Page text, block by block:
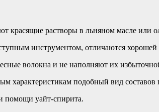
красящие растворы в льняном масле или
инструментом, отличаются
волокна и не наполняют их
характеристикам подобный вид
помощи уайт-спирита.